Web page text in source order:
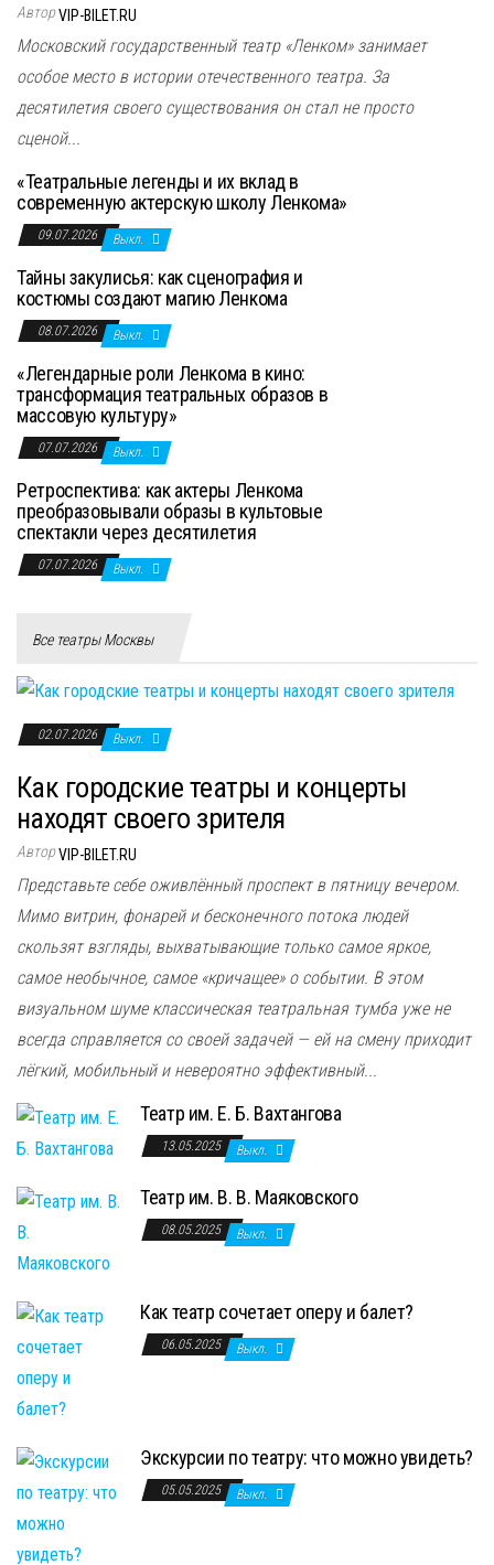
АвторVIP-BILET.RU
Московский государственный театр «Ленком» занимает
особое место в истории отечественного театра. За
десятилетия своего существования он стал не просто
сценой...
«Театральные легенды и их вклад в
современную актерскую школу Ленкома»
09.07.2026 Выкл.
Тайны закулисья: как сценография и
костюмы создают магию Ленкома
08.07.2026 Выкл.
«Легендарные роли Ленкома в кино:
трансформация театральных образов в
массовую культуру»
07.07.2026 Выкл.
Ретроспектива: как актеры Ленкома
преобразовывали образы в культовые
спектакли через десятилетия
07.07.2026 Выкл.
Все театры Москвы
02.07.2026 Выкл.
Как городские театры и концерты
находят своего зрителя
АвторVIP-BILET.RU
Представьте себе оживлённый проспект в пятницу вечером.
Мимо витрин, фонарей и бесконечного потока людей
скользят взгляды, выхватывающие только самое яркое,
самое необычное, самое «кричащее» о событии. В этом
визуальном шуме классическая театральная тумба уже не
всегда справляется со своей задачей — ей на смену приходит
лёгкий, мобильный и невероятно эффективный...
Театр им. Е. Б. Вахтангова
13.05.2025 Выкл.
Театр им. В. В. Маяковского
08.05.2025 Выкл.
Как театр сочетает оперу и балет?
06.05.2025 Выкл.
Экскурсии по театру: что можно увидеть?
05.05.2025 Выкл.